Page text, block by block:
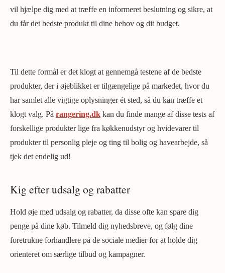
vil hjælpe dig med at træffe en informeret beslutning og sikre, at
du får det bedste produkt til dine behov og dit budget.
Til dette formål er det klogt at gennemgå testene af de bedste
produkter, der i øjeblikket er tilgængelige på markedet, hvor du
har samlet alle vigtige oplysninger ét sted, så du kan træffe et
klogt valg. På rangering.dk kan du finde mange af disse tests af
forskellige produkter lige fra køkkenudstyr og hvidevarer til
produkter til personlig pleje og ting til bolig og havearbejde, så
tjek det endelig ud!
Kig efter udsalg og rabatter
Hold øje med udsalg og rabatter, da disse ofte kan spare dig
penge på dine køb. Tilmeld dig nyhedsbreve, og følg dine
foretrukne forhandlere på de sociale medier for at holde dig
orienteret om særlige tilbud og kampagner.